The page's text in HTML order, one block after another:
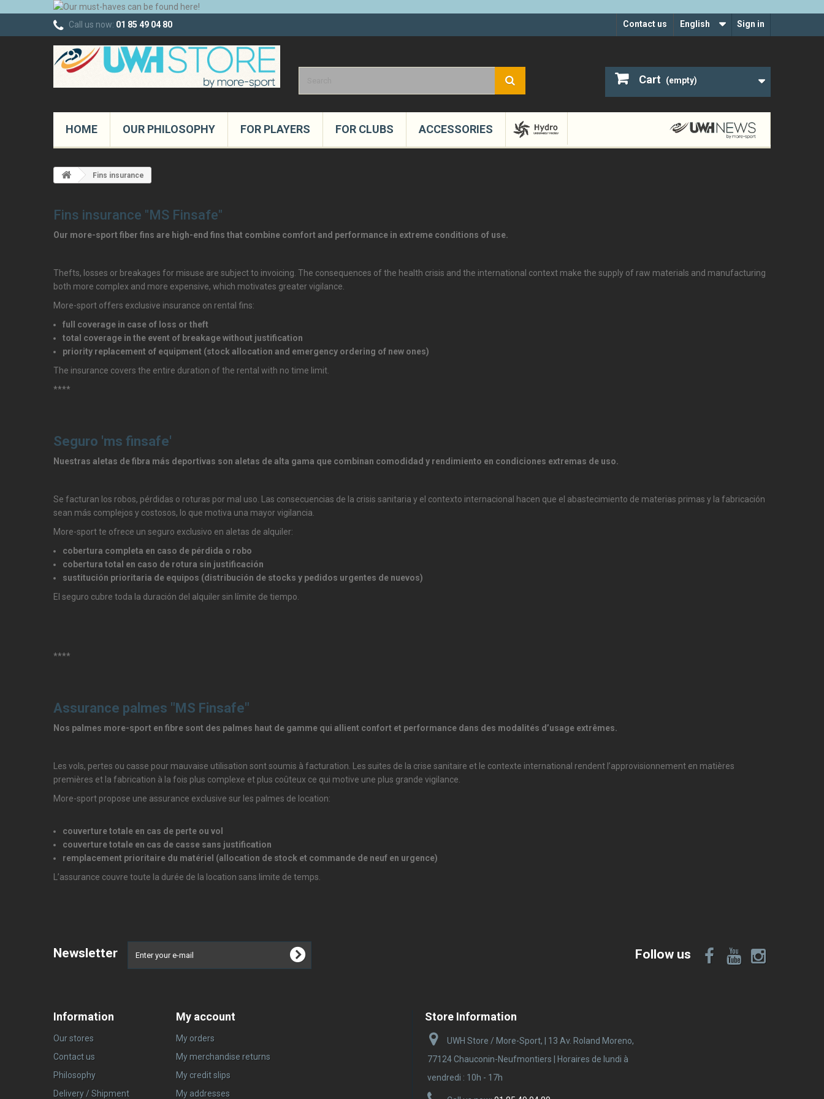
Sign in
English
Contact us
Call us now: 01 85 49 04 80
Cart (empty)
HOME OUR PHILOSOPHY FOR PLAYERS FOR CLUBS ACCESSORIES
Fins insurance
Fins insurance "MS Finsafe"
Our more-sport fiber fins are high-end fins that combine comfort and performance in extreme conditions of use.
Thefts, losses or breakages for misuse are subject to invoicing. The consequences of the health crisis and the international context make the supply of raw materials and manufacturing
both more complex and more expensive, which motivates greater vigilance.
More-sport offers exclusive insurance on rental fins:
full coverage in case of loss or theft
total coverage in the event of breakage without justification
priority replacement of equipment (stock allocation and emergency ordering of new ones)
The insurance covers the entire duration of the rental with no time limit.
****
Seguro 'ms finsafe'
Nuestras aletas de fibra más deportivas son aletas de alta gama que combinan comodidad y rendimiento en condiciones extremas de uso.
Se facturan los robos, pérdidas o roturas por mal uso. Las consecuencias de la crisis sanitaria y el contexto internacional hacen que el abastecimiento de materias primas y la fabricación
sean más complejos y costosos, lo que motiva una mayor vigilancia.
More-sport te ofrece un seguro exclusivo en aletas de alquiler:
cobertura completa en caso de pérdida o robo
cobertura total en caso de rotura sin justificación
sustitución prioritaria de equipos (distribución de stocks y pedidos urgentes de nuevos)
El seguro cubre toda la duración del alquiler sin límite de tiempo.
****
Assurance palmes "MS Finsafe"
Nos palmes more-sport en fibre sont des palmes haut de gamme qui allient confort et performance dans des modalités d’usage extrêmes.
Les vols, pertes ou casse pour mauvaise utilisation sont soumis à facturation. Les suites de la crise sanitaire et le contexte international rendent l’approvisionnement en matières
premières et la fabrication à la fois plus complexe et plus coûteux ce qui motive une plus grande vigilance.
More-sport propose une assurance exclusive sur les palmes de location:
couverture totale en cas de perte ou vol
couverture totale en cas de casse sans justification
remplacement prioritaire du matériel (allocation de stock et commande de neuf en urgence)
L’assurance couvre toute la durée de la location sans limite de temps.
Newsletter Follow us
Information
Our stores
Contact us
Philosophy
Delivery / Shipment
My account
My orders
My merchandise returns
My credit slips
My addresses
Store Information
UWH Store / More-Sport, | 13 Av. Roland Moreno,
77124 Chauconin-Neufmontiers | Horaires de lundi à
vendredi : 10h - 17h